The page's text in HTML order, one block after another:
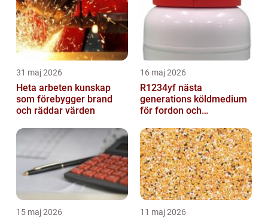
31 maj 2026
Heta arbeten kunskap
som förebygger brand
och räddar värden
16 maj 2026
R1234yf nästa
generations köldmedium
för fordon och
15 maj 2026 11 maj 2026